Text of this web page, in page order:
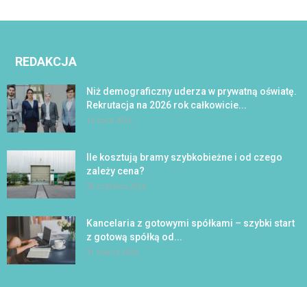
REDAKCJA
Niż demograficzny uderza w prywatną oświatę.
Rekrutacja na 2026 rok całkowicie...
16 lipca 2026
Ile kosztują bramy szybkobieżne i od czego
zależy cena?
28 czerwca 2026
Kancelaria z gotowymi spółkami – szybki start
z gotową spółką od...
31 marca 2026